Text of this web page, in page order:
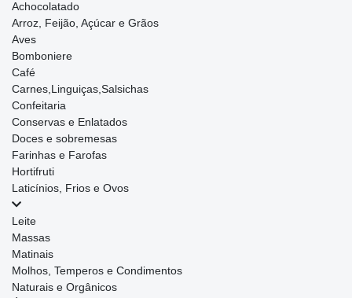
Achocolatado
Arroz, Feijão, Açúcar e Grãos
Aves
Bomboniere
Café
Carnes,Linguiças,Salsichas
Confeitaria
Conservas e Enlatados
Doces e sobremesas
Farinhas e Farofas
Hortifruti
Laticínios, Frios e Ovos
Leite
Massas
Matinais
Molhos, Temperos e Condimentos
Naturais e Orgânicos